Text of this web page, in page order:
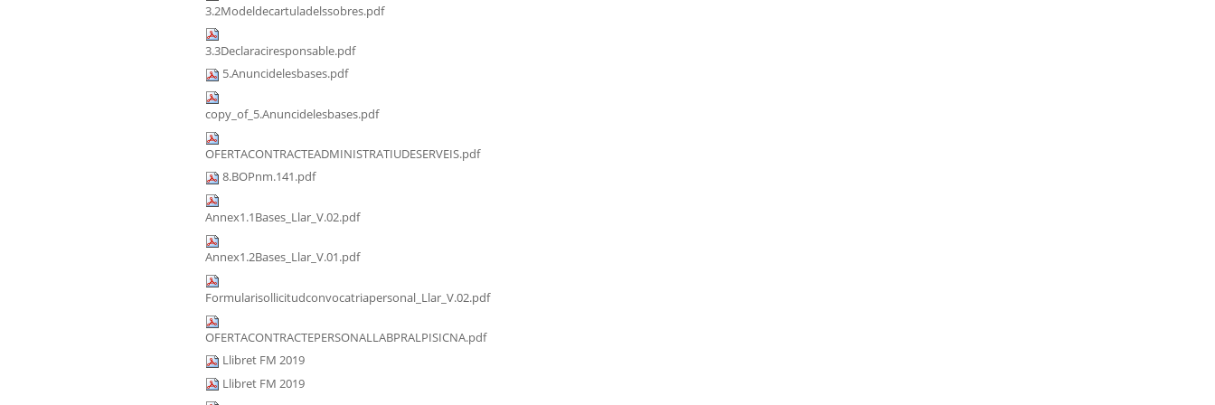
3.2Modeldecartuladelssobres.pdf
3.3Declaraciresponsable.pdf
5.Anuncidelesbases.pdf
copy_of_5.Anuncidelesbases.pdf
OFERTACONTRACTEADMINISTRATIUDESERVEIS.pdf
8.BOPnm.141.pdf
Annex1.1Bases_Llar_V.02.pdf
Annex1.2Bases_Llar_V.01.pdf
Formularisollicitudconvocatriapersonal_Llar_V.02.pdf
OFERTACONTRACTEPERSONALLABPRALPISICNA.pdf
Llibret FM 2019
Llibret FM 2019